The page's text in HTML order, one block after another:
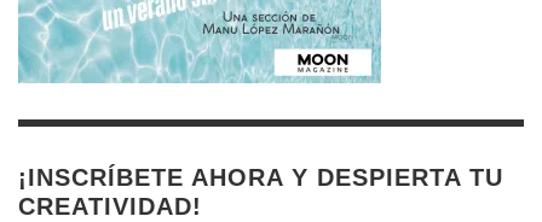
¡INSCRÍBETE AHORA Y DESPIERTA TU
CREATIVIDAD!